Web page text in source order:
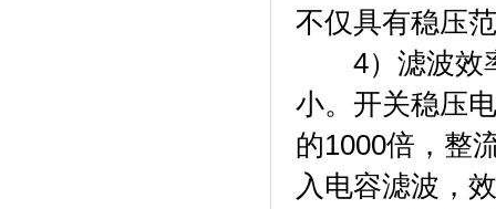
不仅具有稳压
4）滤波效率
小。开关稳压
的1000倍，整
入电容滤波，